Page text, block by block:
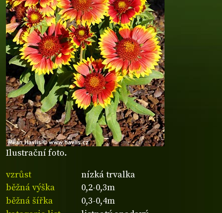
Ilustrační foto.
vzrůst
nízká trvalka
běžná výška
0,2-0,3m
běžná šířka
0,3-0,4m